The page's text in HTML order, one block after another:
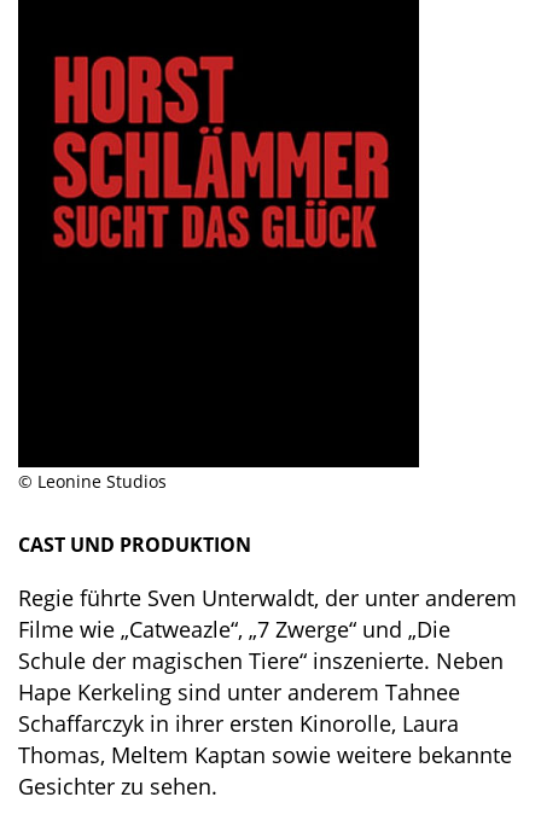
© Leonine Studios
CAST UND PRODUKTION
Regie führte Sven Unterwaldt, der unter anderem
Filme wie „Catweazle“, „7 Zwerge“ und „Die
Schule der magischen Tiere“ inszenierte. Neben
Hape Kerkeling sind unter anderem Tahnee
Schaffarczyk in ihrer ersten Kinorolle, Laura
Thomas, Meltem Kaptan sowie weitere bekannte
Gesichter zu sehen.